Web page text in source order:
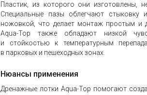
Пластик, из которого они изготовлены,
Специальные пазы облегчают стыковку
ножовкой, что делает монтаж простым и
Aqua-Top также обладают низкой
и стойкостью к температурным
в парковых и пешеходных зонах.
Нюансы применения
Дренажные лотки Aqua-Top помогают